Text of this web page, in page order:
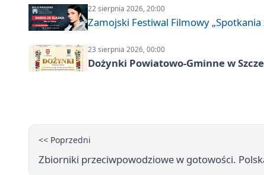
22 sierpnia 2026, 20:00
Zamojski Festiwal Filmowy
23 sierpnia 2026, 00:00
Dożynki Powiatowo-Gminne w
<< Poprzedni
Zbiorniki przeciwpowodziowe w gotowości.